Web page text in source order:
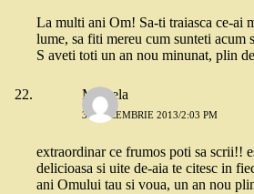
La multi ani Om! Sa-ti traiasca ce-ai
lume, sa fiti mereu cum sunteti acum
S aveti toti un an nou minunat, plin
Mihaela
30 DECEMBRIE 2013/2:03 PM
extraordinar ce frumos poti sa scrii!!
delicioasa si uite de-aia te citesc in
ani Omului tau si voua, un an nou